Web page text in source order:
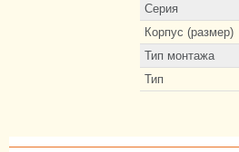
Серия
Корпус (размер)
Тип монтажа
Тип